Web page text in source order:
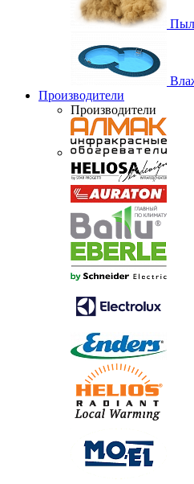
Производители
Производители